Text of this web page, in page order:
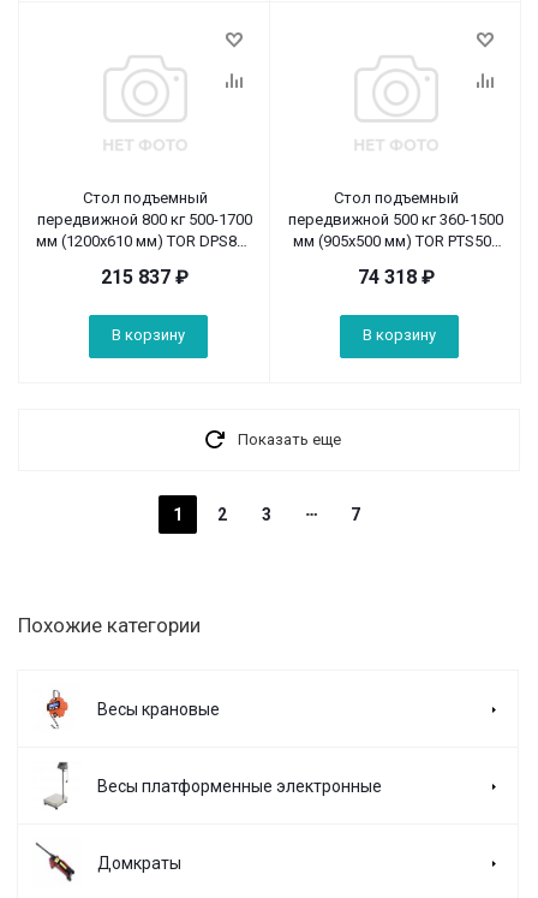
Стол подъемный
передвижной 800 кг 500-1700
мм (1200х610 мм) TOR DPS800
215 837 ₽
В корзину
Стол подъемный
передвижной 500 кг 360-1500
мм (905х500 мм) TOR PTS500
74 318₽
В корзину
Показать еще
1 2 3 7
Похожие категории
Весы крановые
Весы платформенные электронные
Домкраты